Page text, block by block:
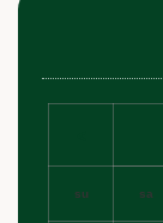
sa
su